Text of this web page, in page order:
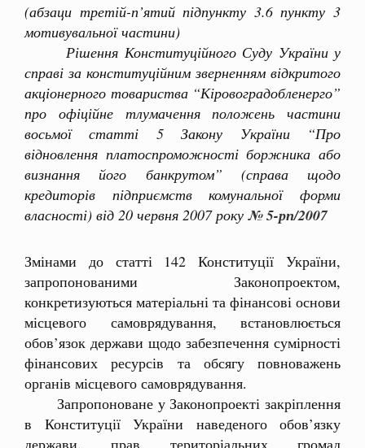
(абзаци третій-п’ятий підпункту 3.6 пункту 3
мотивувальної частини)
Рішення Конституційного Суду України у
справі за конституційним зверненням відкритого
акціонерного товариства “Кіровоградобленерго”
про офіційне тлумачення положень частини
восьмої статті 5 Закону України “Про
відновлення платоспроможності боржника або
визнання його банкрутом” (справа щодо
кредиторів підприємств комунальної форми
власності) від 20 червня 2007 року № 5-рп/2007
Змінами до статті 142 Конституції України,
запропонованими Законопроектом,
конкретизуються матеріальні та фінансові основи
місцевого самоврядування, встановлюється
обов’язок держави щодо забезпечення сумірності
фінансових ресурсів та обсягу повноважень
органів місцевого самоврядування.
Запропоноване у Законопроекті закріплення
в Конституції України наведеного обов’язку
держави, прав територіальних громад